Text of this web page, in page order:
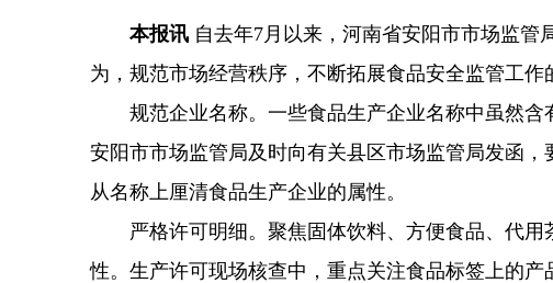
本报讯 自去年7月以来，河南省安阳市市场监
为，规范市场经营秩序，不断拓展食品安全监管工作
规范企业名称。一些食品生产企业名称中虽然含
安阳市市场监管局及时向有关县区市场监管局发函
从名称上厘清食品生产企业的属性。
严格许可明细。聚焦固体饮料、方便食品、代用
性。生产许可现场核查中，重点关注食品标签上的